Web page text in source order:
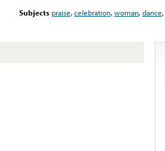
Subjects praise,celebration,woman,dance,